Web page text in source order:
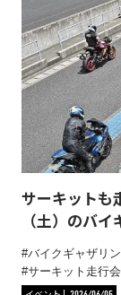
サーキットも
（土）のバ
バイクギャザリ
サーキット走行会